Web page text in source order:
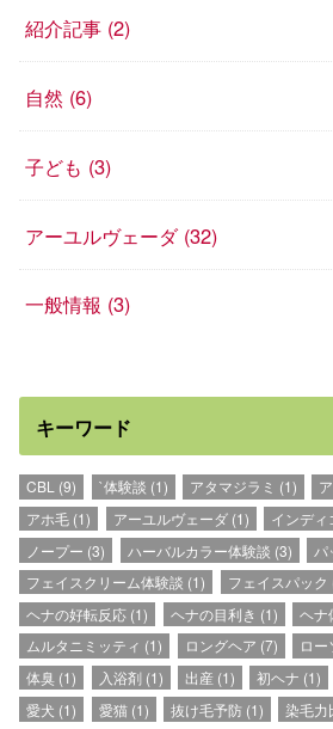
紹介記事 (2)
自然 (6)
子ども (3)
アーユルヴェーダ (32)
一般情報 (3)
キーワード
CBL (9) `体験談 (1) アタマジラミ (1)
アホ毛 (1) アーユルヴェーダ(1) インディ
ノープー (3) ハーバルカラー体験談 (3) パ
フェイスクリーム体験談 (1) フェイスパック
ヘナの好転反応 (1) ヘナの目利き (1) ヘナ
ムルタニミッティ (1) ロングヘア (7) ロ
体臭 (1) 入浴剤(1) 出産(1) 初ヘナ (1)
愛犬 (1) 愛猫(1) 抜け毛予防(1) 染毛力